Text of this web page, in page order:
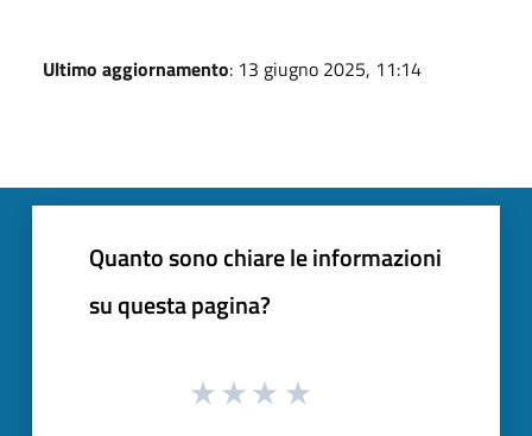
Ultimo aggiornamento: 13 giugno 2025, 11:14
Quanto sono chiare le informazioni
su questa pagina?